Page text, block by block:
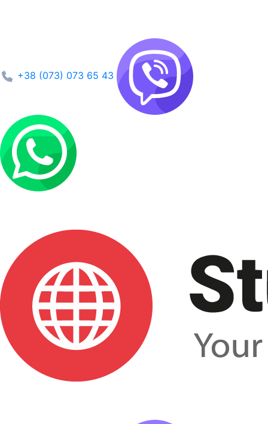
+38 (073) 073 65 43